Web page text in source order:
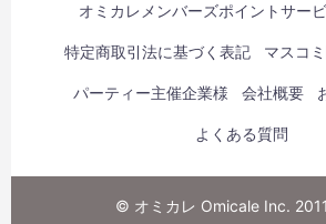
オミカレメンバーズポイントサー
特定商取引法に基づく表記 マスコ
パーティー主催企業様 会社概要
よくある質問
© オミカレ Omicale Inc.